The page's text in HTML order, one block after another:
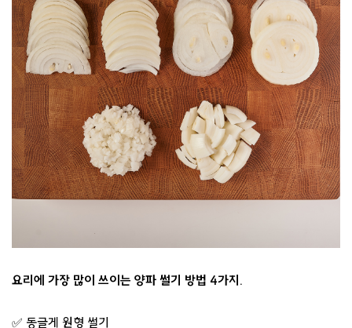
요리에 가장 많이 쓰이는 양파 썰기 방법 4가지.
✅ 동글게 원형 썰기